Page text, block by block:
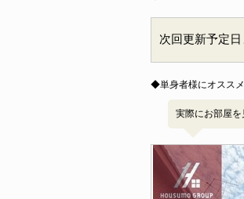
次回更新予定
◆単身者様にオスス
実際にお部屋を